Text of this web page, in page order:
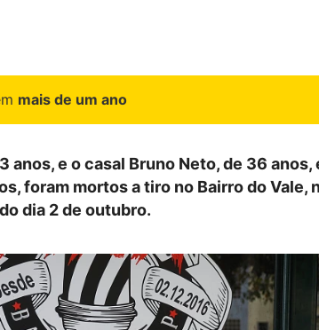
mais de um ano
anos, e o casal Bruno Neto, de 36 anos,
foram mortos a tiro no Bairro do Vale,
dia 2 de outubro.